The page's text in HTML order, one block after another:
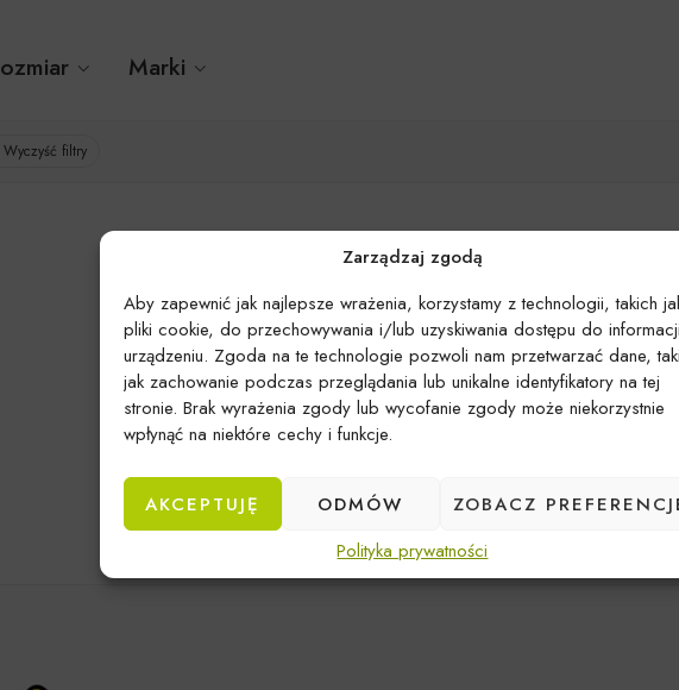
Zarządzaj zgodą
Aby zapewnić jak najlepsze wrażenia, korzystamy z technologii, takich
pliki cookie, do przechowywania i/lub uzyskiwania dostępu do
urządzeniu. Zgoda na te technologie pozwoli nam przetwarzać dane,
jak zachowanie podczas przeglądania lub unikalne identyfikatory na tej
stronie. Brak wyrażenia zgody lub wycofanie zgody może niekorzystnie
wpłynąć na niektóre cechy i funkcje.
AKCEPTUJĘ ODMÓW
ZOBACZ
Polityka prywatności
Marki
Wyczyść filtry
Brak produktów spełniających kryteria